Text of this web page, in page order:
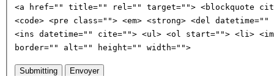
<a href="" title="" rel="" target=""> <blockquote
<code> <pre class=""> <em> <strong> <del
<ins datetime="" cite=""> <ul> <ol start=""> <li>
border="" alt="" height="" width="">
Submitting Envoyer